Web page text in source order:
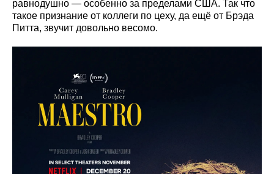
равнодушно — особенно за пределами США. Так что
такое признание от коллеги по цеху, да ещё от Брэда
Питта, звучит довольно весомо.